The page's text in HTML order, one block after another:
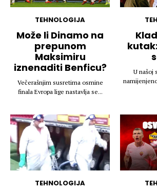
TEHNOLOGIJA
Može li Dinamo na
prepunom
Maksimiru
iznenaditi Benficu?
Večerašnjim susretima osmine
finala Evropa lige nastavlja se...
U našoj
TEHNOLOGIJA